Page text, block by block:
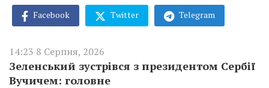
Facebook Twitter Telegram
14:23 8 Серпня, 2026
Зеленський зустрівся з президентом Сербії
Вучичем: головне